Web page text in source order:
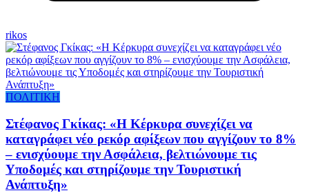
rikos
ΠΟΛΙΤΙΚΗ
Στέφανος Γκίκας: «Η Κέρκυρα συνεχίζει να
καταγράφει νέο ρεκόρ αφίξεων που αγγίζουν το 8%
– ενισχύουμε την Ασφάλεια, βελτιώνουμε τις
Υποδομές και στηρίζουμε την Τουριστική
Ανάπτυξη»